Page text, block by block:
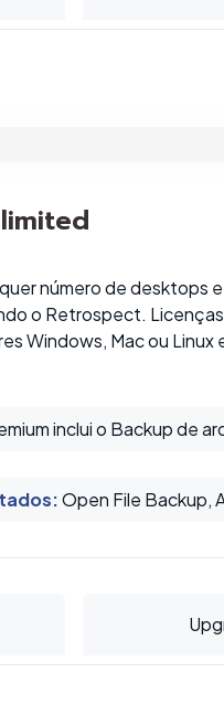
número de desktops
o Retrospect.
Windows, Mac ou
inclui o Backup de
:Open File Backup,